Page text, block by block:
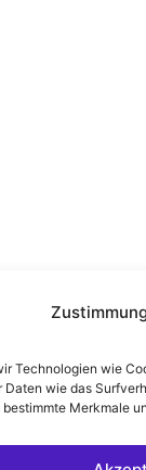
Technologien wie
wie das
Merkmale